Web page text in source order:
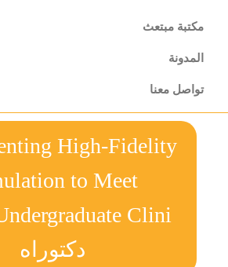
مكتبة مبتعث
المدونة
تواصل معنا
High-Fidelity
to Meet
دكتوراه